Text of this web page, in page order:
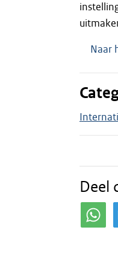
Naar
Deel